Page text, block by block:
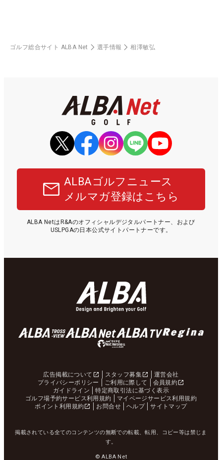
ゴルフ総合サイト ALBA Net 選手情報 相澤敏弘
ALBAゴルフニュース
メルマガ登録はこちら
ALBA NetはR&Aのオフィシャルデジタルパートナー、および
USLPGAの日本公式サイトパートナーです。
広告掲載について スタッフ募集
運営会社
プライバシーポリシー
ご利用に際して
会員規約
ガイドライン
特定商取引法に基づく表示
ゴルフ場予約サービス利用規約
マイページサービス利用規約
ポイント利用規約
お問合せ ヘルプ サイトマップ
掲載されている全てのコンテンツの無断での転載、転用、コピー等は禁じま
す。
© ALBA Net